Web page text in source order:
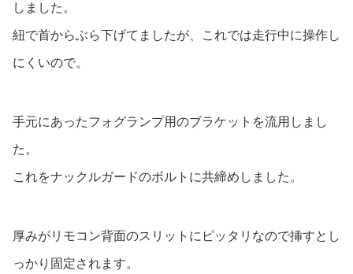
しました。
紐で首からぶら下げてましたが、これでは走行中に操作し
にくいので。
手元にあったフォグランプ用のブラケットを流用しまし
た。
これをナックルガードのボルトに共締めしました。
厚みがリモコン背面のスリットにピッタリなので挿すとし
っかり固定されます。